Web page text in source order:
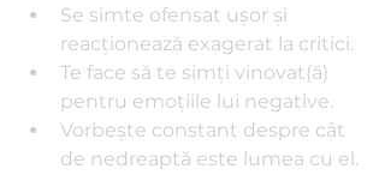
Se simte ofensat ușor și
reacționează exagerat la critici.
Te face să te simți vinovat(ă)
pentru emoțiile lui negative.
Vorbește constant despre cât
de nedreaptă este lumea cu el.